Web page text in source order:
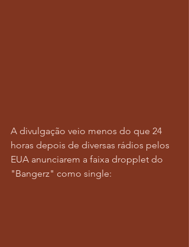
A divulgação veio menos do que 24
horas depois de diversas rádios pelos
EUA anunciarem a faixa dropplet do
"Bangerz" como single: